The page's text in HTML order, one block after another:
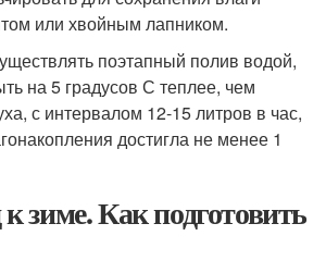
или хвойным лапником.
поэтапный полив водой,
на 5 градусов С теплее, чем
с интервалом 12-15 литров в час,
достигла не менее 1
зиме. Как подготовить